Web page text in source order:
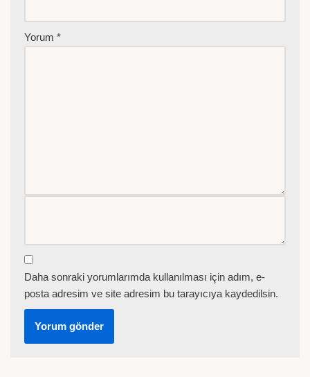
Yorum *
Daha sonraki yorumlarımda kullanılması için adım, e-
posta adresim ve site adresim bu tarayıcıya kaydedilsin.